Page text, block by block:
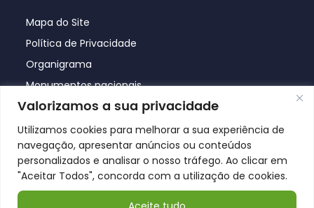
Valorizamos a sua privacidade
Utilizamos cookies para melhorar a sua experiência de
navegação, apresentar anúncios ou conteúdos
personalizados e analisar o nosso tráfego. Ao clicar em
"Aceitar Todos", concorda com a utilização de cookies.
Mapa do Site
Política de Privacidade
Organigrama
Monumentos nacionais